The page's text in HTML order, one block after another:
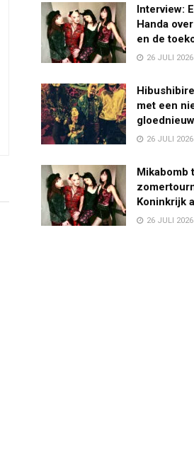
Interview:
Handa
en de
26 JULI 2026
met een
26 JULI 2026
Mikabomb
Koninkrijk
26 JULI 2026